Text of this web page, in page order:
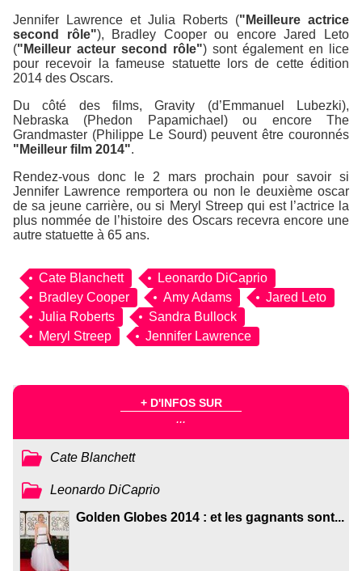
Jennifer Lawrence et Julia Roberts ("Meilleure actrice
second rôle"), Bradley Cooper ou encore Jared Leto
("Meilleur acteur second rôle") sont également en lice
pour recevoir la fameuse statuette lors de cette édition
2014 des Oscars.
Du côté des films, Gravity (d’Emmanuel Lubezki),
Nebraska (Phedon Papamichael) ou encore The
Grandmaster (Philippe Le Sourd) peuvent être couronnés
"Meilleur film 2014".
Rendez-vous donc le 2 mars prochain pour savoir si
Jennifer Lawrence remportera ou non le deuxième oscar
de sa jeune carrière, ou si Meryl Streep qui est l’actrice la
plus nommée de l’histoire des Oscars recevra encore une
autre statuette à 65 ans.
Cate Blanchett
Leonardo DiCaprio
Bradley Cooper
Amy Adams
Jared Leto
Julia Roberts
Sandra Bullock
Meryl Streep
Jennifer Lawrence
+ D'INFOS SUR
...
Cate Blanchett
Leonardo DiCaprio
Golden Globes 2014 : et les gagnants sont...